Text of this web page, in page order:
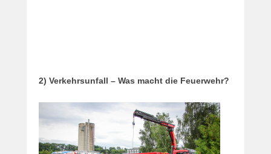
2) Verkehrsunfall – Was macht die Feuerwehr?